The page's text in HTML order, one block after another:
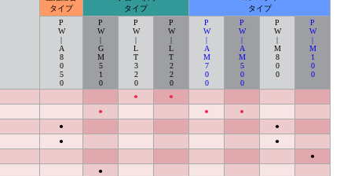
タイプ
タイプ
タイプ
P
W
|
A
8
0
5
0
P
W
|
G
M
5
1
0
P
W
|
L
T
3
2
0
P
W
|
L
T
2
2
0
P
W
|
A
M
7
0
0
P
W
|
A
M
5
0
0
P
W
|
M
8
0
0
P
W
|
M
1
0
0
●
●
● ●
●
●
●
●
●
●
●